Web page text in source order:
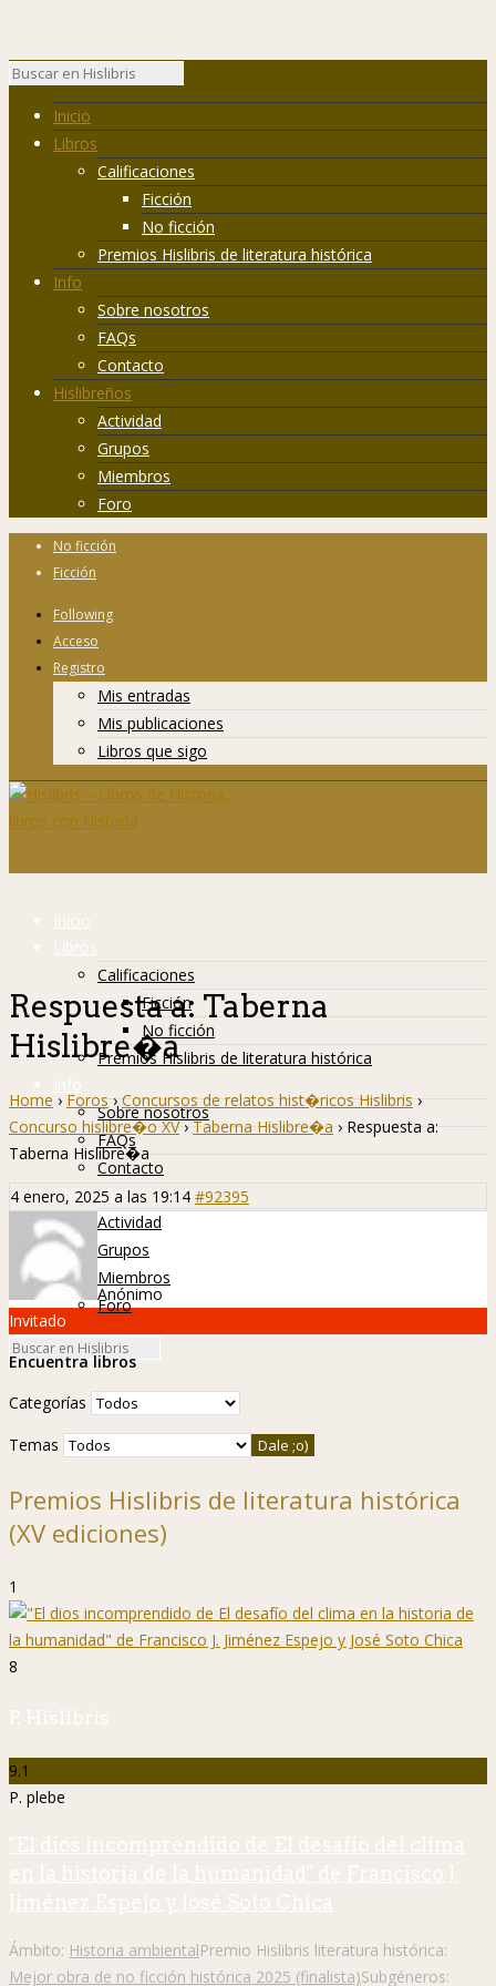
Inicio
Libros
Calificaciones
Ficción
No ficción
Premios Hislibris de literatura histórica
Info
Sobre nosotros
FAQs
Contacto
Hislibreños
Actividad
Grupos
Miembros
Foro
No ficción
Ficción
Following
Acceso
Registro
Mis entradas
Mis publicaciones
Libros que sigo
Inicio
Libros
Calificaciones
Ficción
No ficción
Premios Hislibris de literatura histórica
Info
Sobre nosotros
FAQs
Contacto
Hislibreños
Actividad
Grupos
Miembros
Foro
Respuesta a: Taberna
Hislibre�a
Home › Foros › Concursos de relatos hist�ricos Hislibris ›
Concurso hislibre�o XV › Taberna Hislibre�a › Respuesta a:
Taberna Hislibre�a
4 enero, 2025 a las 19:14 #92395
Anónimo
Invitado
Encuentra libros
Categorías
Temas
Premios Hislibris de literatura histórica
(XV ediciones)
1
8
P. Hislibris
9.1
P. plebe
"El dios incomprendido de El desafío del clima
en la historia de la humanidad" de Francisco J.
Jiménez Espejo y José Soto Chica
Ámbito: Historia ambientalPremio Hislibris literatura histórica:
Mejor obra de no ficción histórica 2025 (finalista)Subgéneros: